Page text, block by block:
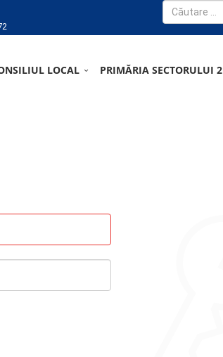
LOCAL PRIMĂRIA SECTORULUI 2